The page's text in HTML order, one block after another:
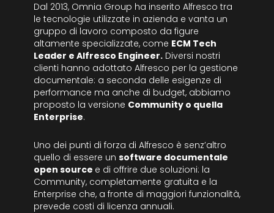
Dal 2013, Omnia Group ha inserito Alfresco tra
le tecnologie utilizzate in azienda e vanta un
gruppo di lavoro composto da figure
altamente specializzate, come ECM Tech
Leader e Alfresco Engineer. Diversi nostri
clienti hanno adottato Alfresco per la gestione
documentale: a seconda delle esigenze di
performance ma anche di budget, abbiamo
proposto la versione Community o quella
Enterprise.
Uno dei punti di forza di Alfresco è senz’altro
quello di essere un software documentale
open source e di offrire due soluzioni: la
Community, completamente gratuita e la
Enterprise che, a fronte di maggiori funzionalità,
prevede costi di licenza annuali.